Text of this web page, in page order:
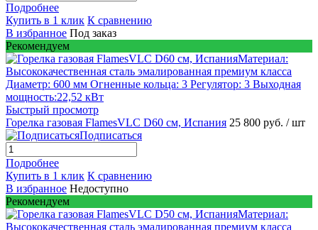
Подробнее
Купить в 1 клик К сравнению
В избранное Под заказ
Рекомендуем
Быстрый просмотр
Горелка газовая FlamesVLC D60 см, Испания 25 800 руб. / шт
Подписаться
Подробнее
Купить в 1 клик К сравнению
В избранное Недоступно
Рекомендуем